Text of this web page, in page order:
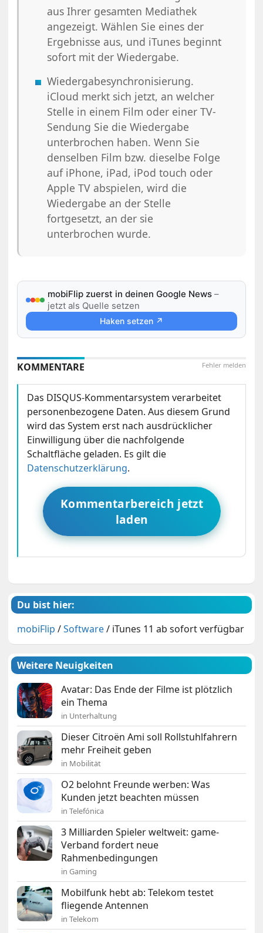
aus Ihrer gesamten Mediathek
angezeigt. Wählen Sie eines der
Ergebnisse aus, und iTunes beginnt
sofort mit der Wiedergabe.
Wiedergabesynchronisierung.
iCloud merkt sich jetzt, an welcher
Stelle in einem Film oder einer TV-
Sendung Sie die Wiedergabe
unterbrochen haben. Wenn Sie
denselben Film bzw. dieselbe Folge
auf iPhone, iPad, iPod touch oder
Apple TV abspielen, wird die
Wiedergabe an der Stelle
fortgesetzt, an der sie
unterbrochen wurde.
mobiFlip zuerst in deinen Google News –
jetzt als Quelle setzen
Haken setzen ↗
Fehler melden
KOMMENTARE
Das DISQUS-Kommentarsystem verarbeitet
personenbezogene Daten. Aus diesem Grund
wird das System erst nach ausdrücklicher
Einwilligung über die nachfolgende
Schaltfläche geladen. Es gilt die
Datenschutzerklärung.
Kommentarbereich jetzt
laden
Du bist hier:
mobiFlip /Software/ iTunes 11 ab sofort verfügbar
Weitere Neuigkeiten
Avatar: Das Ende der Filme ist plötzlich
ein Thema
in Unterhaltung
Dieser Citroën Ami soll Rollstuhlfahrern
mehr Freiheit geben
in Mobilität
O2 belohnt Freunde werben: Was
Kunden jetzt beachten müssen
in Telefónica
3 Milliarden Spieler weltweit: game-
Verband fordert neue
Rahmenbedingungen
in Gaming
Mobilfunk hebt ab: Telekom testet
fliegende Antennen
in Telekom